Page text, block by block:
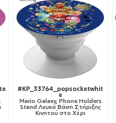
#KP_33764_popsocketwhit
e
Mario Galaxy, Phone Holders
Stand Λευκό Βάση Στήριξης
Κινητού στο Χέρι